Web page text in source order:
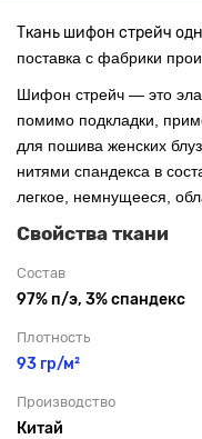
Ткань шифон стрейч
поставка с фабрики
Шифон стрейч — это
помимо подкладки,
для пошива женских
нитями спандекса в
легкое, немнущееся,
Свойства ткани
Состав
97% п/э, 3% спандекс
Плотность
93 гр/м²
Производство
Китай